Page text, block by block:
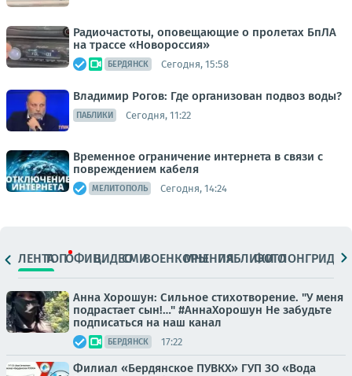
Радиочастоты, оповещающие о пролетах БпЛА
на трассе «Новороссия»
БЕРДЯНСК Сегодня, 15:58
Владимир Рогов: Где организован подвоз воды?
ПАБЛИКИ Сегодня, 11:22
Временное ограничение интернета в связи с
повреждением кабеля
МЕЛИТОПОЛЬ Сегодня, 14:24
ЛЕНТАТОПОФИЦ.ВИДЕОСМИВОЕНКОРЫМНЕНИЯПАБЛИКИ
ФОТОЛОНГРИДЫ
Анна Хорошун: Сильное стихотворение. "У меня
подрастает сын!…" #АннаХорошун Не забудьте
подписаться на наш канал
БЕРДЯНСК 17:22
Филиал «Бердянское ПУВКХ» ГУП ЗО «Вода